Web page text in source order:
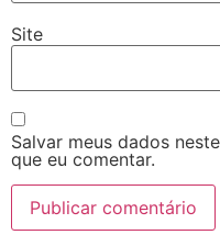
Site
Salvar meus dados
que eu comentar.